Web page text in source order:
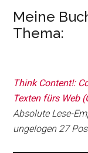
Meine
Thema:
Think Content!:
Texten fürs Web
Absolute Lese-
ungelogen 27